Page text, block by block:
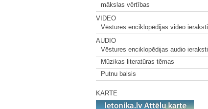
mākslas vērtības
VIDEO
Vēstures enciklopēdijas video ieraksti
AUDIO
Vēstures enciklopēdijas audio ieraksti
Mūzikas literatūras tēmas
Putnu balsis
KARTE